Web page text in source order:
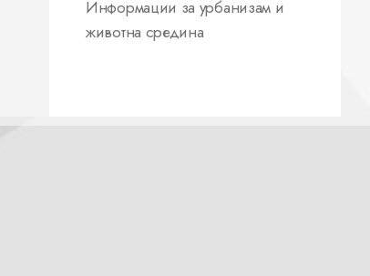
Информации за урбанизам и
животна средина